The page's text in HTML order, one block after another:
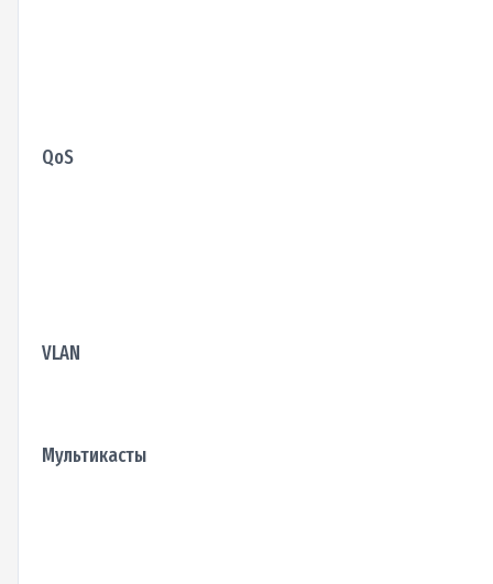
QoS
VLAN
Мультикасты